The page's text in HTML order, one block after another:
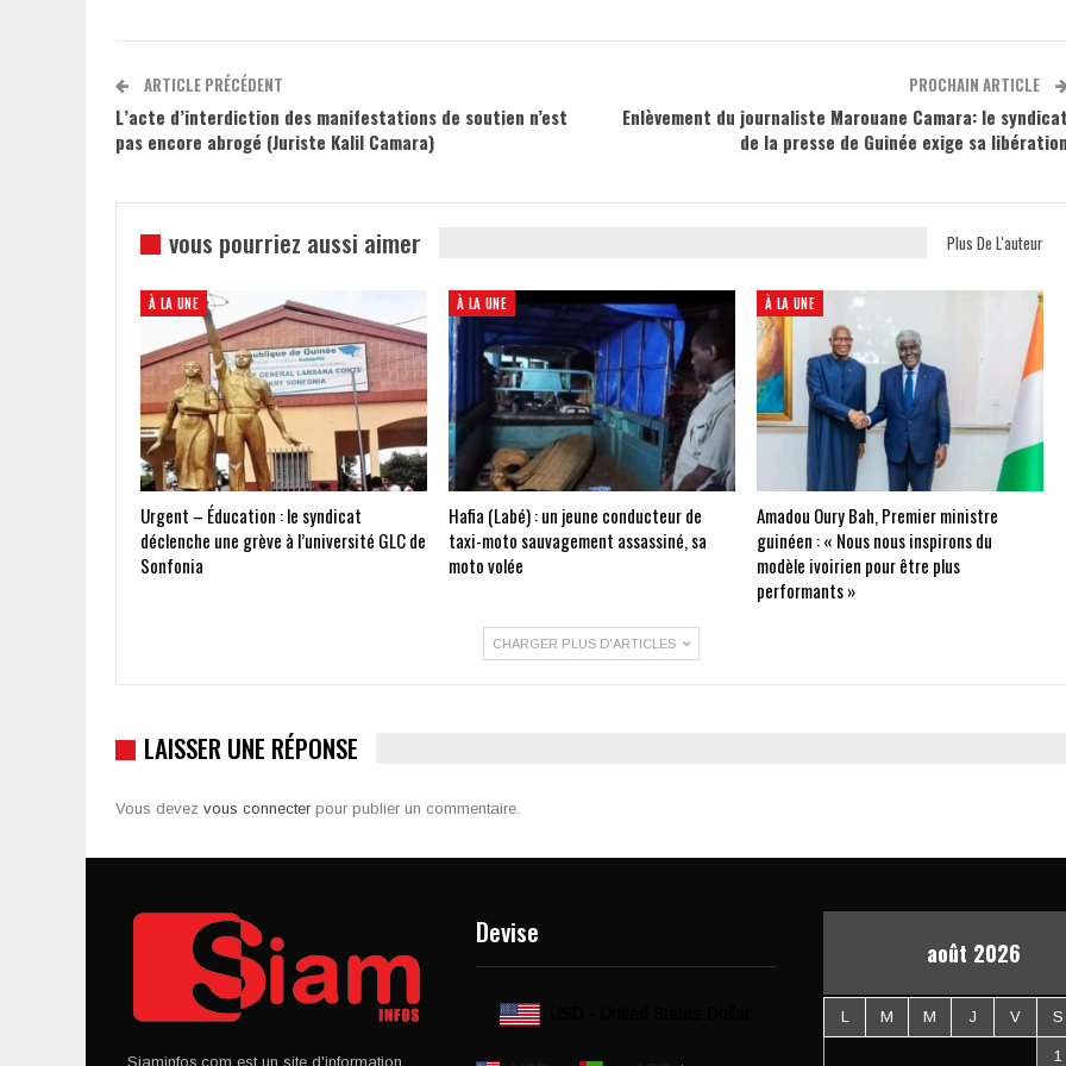
ARTICLE PRÉCÉDENT
L’acte d’interdiction des manifestations de soutien n’est
pas encore abrogé (Juriste Kalil Camara)
PROCHAIN ARTICLE
Enlèvement du journaliste Marouane Camara: le
de la presse de Guinée exige sa
vous pourriez aussi aimer Plus De L'auteur
À LA UNE
Urgent – Éducation : le syndicat
déclenche une grève à l’université GLC de
Sonfonia
À LA UNE
Hafia (Labé) : un jeune conducteur de
taxi-moto sauvagement assassiné, sa
moto volée
À LA UNE
Amadou Oury Bah, Premier ministre
guinéen : « Nous nous inspirons du
modèle ivoirien pour être plus
performants »
CHARGER PLUS D'ARTICLES
LAISSER UNE RÉPONSE
Vous devez vous connecter pour publier un commentaire.
Siaminfos.com est un site d'information
Devise
août 2026
L M M J V S
1